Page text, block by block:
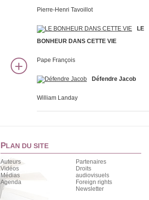
Pierre-Henri Tavoillot
LE
BONHEUR DANS CETTE VIE
Pape François
Défendre Jacob
William Landay
PLAN DU SITE
Auteurs
Vidéos
Médias
Agenda
Partenaires
Droits
audiovisuels
Foreign rights
Newsletter